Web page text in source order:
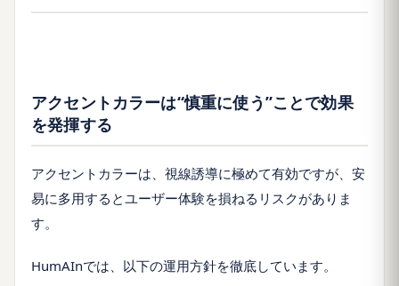
アクセントカラーは“慎重に使う”ことで効果
を発揮する
アクセントカラーは、視線誘導に極めて有効ですが、安
易に多用するとユーザー体験を損ねるリスクがありま
す。
HumAInでは、以下の運用方針を徹底しています。